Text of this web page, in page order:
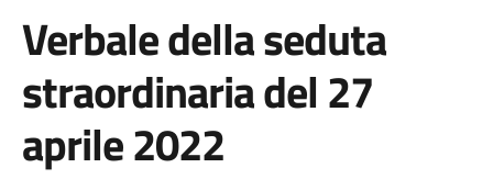
Verbale della seduta
straordinaria del 27
aprile 2022